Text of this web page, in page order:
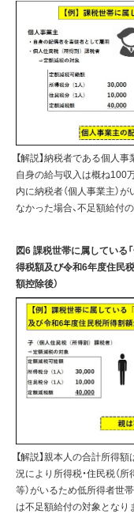
【解説】納税者である個人
自身の給与収入は概ね100
内に納税者（個人事業主）
なかった場合、不足額給付
図6 課税世帯に属している
得税額及び令和6年度住民
額控除後）
【解説】親本人の合計所得
況により所得税・住民税（
等）がいるため低所得者世
は不足額給付の対象となり